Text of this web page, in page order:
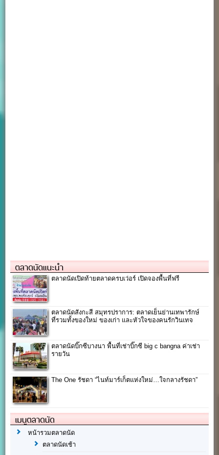
ตลาดนัดแนะนำ
ตลาดนัดเปิดท้ายตลาดครบเว่อร์ เปิดจองพื้นที่ฟรี
ตลาดนัดสังกะสี สมุทรปราการ: ตลาดเย็นย่านเทพารักษ์
ที่รวมทั้งของใหม่ ของเก่า และหัวใจของคนรักวินเทจ
ตลาดนัดบิ๊กซีบางนา พื้นที่เช่าบิ๊กซี big c bangna ค่าเช่า
รายวัน
The One รัชดา “ไนท์มาร์เก็ตแห่งใหม่…ใจกลางรัชดา”
เมนูตลาดนัด
หน้ารวมตลาดนัด
ตลาดนัดเช้า